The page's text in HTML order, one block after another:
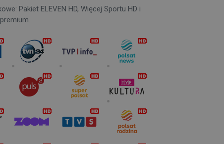
Pakiet ELEVEN HD, Więcej Sportu HD i